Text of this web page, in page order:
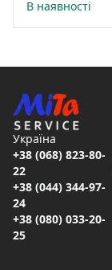
В наявності
Україна
+38 (068) 823-80-
22
+38 (044) 344-97-
24
+38 (080) 033-20-
25